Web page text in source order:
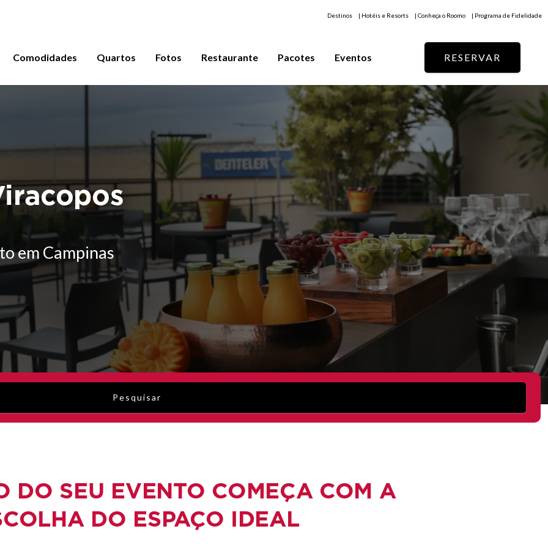
Destinos | Hotéis e Resorts | Conheça o Roomo | Programa de Fidelidade
Comodidades Quartos Fotos Restaurante Pacotes Eventos RESERVAR
em Campinas
em Campinas
em Campinas
em Campinas
Pesquisar
DO SEU EVENTO COMEÇA COM A
DO ESPAÇO IDEAL